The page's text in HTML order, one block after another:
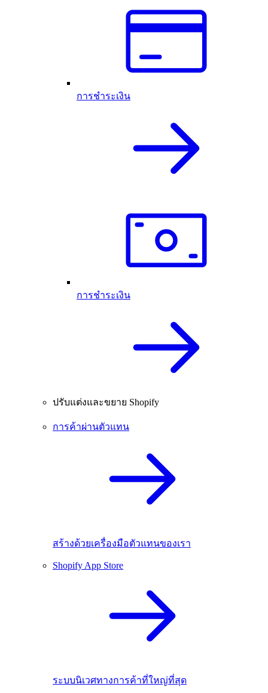
การชำระเงิน
การชำระเงิน
ปรับแต่งและขยาย Shopify
การค้าผ่านตัวแทน
สร้างด้วยเครื่องมือตัวแทนของเรา
Shopify App Store
ระบบนิเวศทางการค้าที่ใหญ่ที่สุด